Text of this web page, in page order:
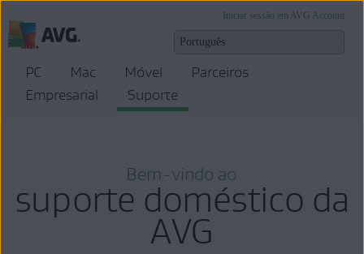
Iniciar sessão em AVG Account
PC Mac Móvel
Parceiros
Empresarial
Suporte
Bem-vindo ao
suporte doméstico da
AVG